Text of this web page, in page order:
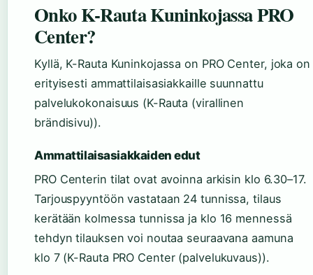
Onko K-Rauta Kuninkojassa PRO
Center?
Kyllä, K-Rauta Kuninkojassa on PRO Center, joka on
erityisesti ammattilaisasiakkaille suunnattu
palvelukokonaisuus (K-Rauta (virallinen
brändisivu)).
Ammattilaisasiakkaiden edut
PRO Centerin tilat ovat avoinna arkisin klo 6.30–17.
Tarjouspyyntöön vastataan 24 tunnissa, tilaus
kerätään kolmessa tunnissa ja klo 16 mennessä
tehdyn tilauksen voi noutaa seuraavana aamuna
klo 7 (K-Rauta PRO Center (palvelukuvaus)).